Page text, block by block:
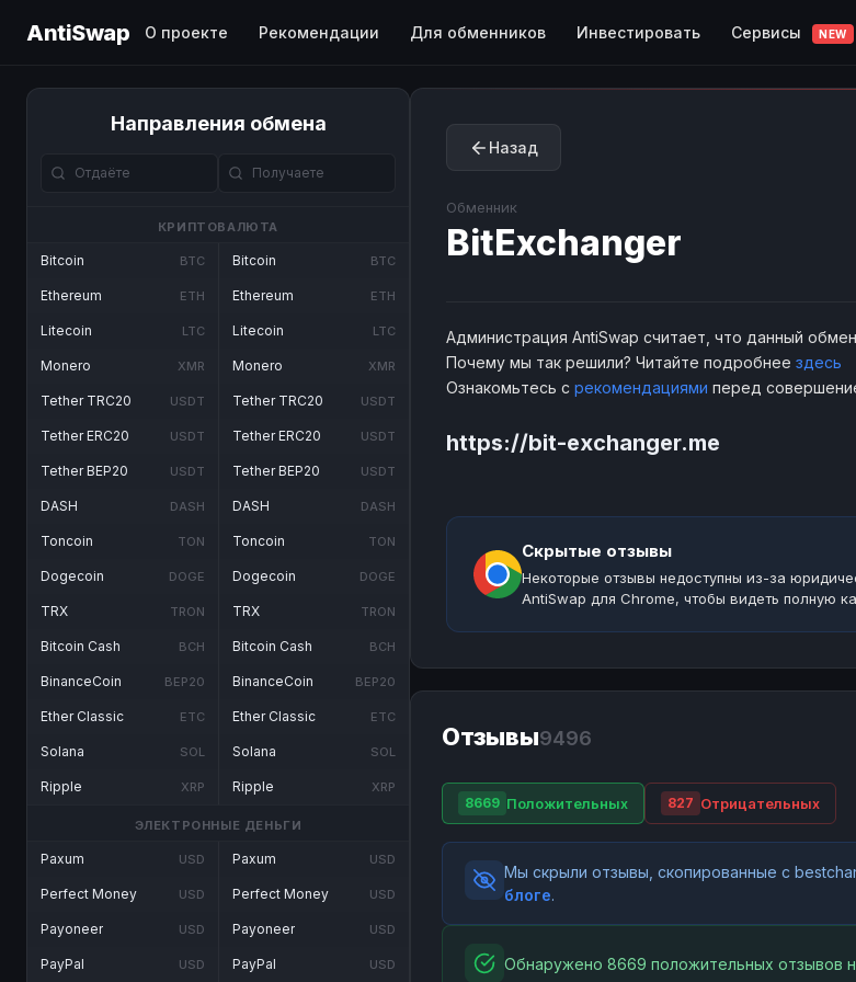
AntiSwap О проекте Рекомендации Для обменников Инвестировать Сервисы NEW
Направления обмена
КРИПТОВАЛЮТА
Bitcoin BTC
Ethereum ETH
Litecoin LTC
Monero XMR
Tether TRC20 USDT
Tether ERC20 USDT
Tether BEP20 USDT
DASH DASH
Toncoin TON
Dogecoin DOGE
TRX TRON
Bitcoin Cash BCH
BinanceCoin BEP20
Ether Classic ETC
Solana SOL
Ripple XRP
Bitcoin BTC
Ethereum ETH
Litecoin LTC
Monero XMR
Tether TRC20 USDT
Tether ERC20 USDT
Tether BEP20 USDT
DASH DASH
Toncoin TON
Dogecoin DOGE
TRX TRON
Bitcoin Cash BCH
BinanceCoin BEP20
Ether Classic ETC
Solana SOL
Ripple XRP
ЭЛЕКТРОННЫЕ ДЕНЬГИ
Paxum USD
Perfect Money USD
Payoneer USD
PayPal USD
Paxum USD
Perfect Money USD
Payoneer USD
PayPal USD
Назад
Обменник
BitExchanger
Администрация AntiSwap считает, что данный
Почему мы так решили? Читайте подробнее здесь
Ознакомьтесь с рекомендациями перед
https://bit-exchanger.me
Скрытые отзывы
Некоторые отзывы недоступны из-за
AntiSwap для Chrome, чтобы видеть полную
Отзывы9496
8669 Положительных 827 Отрицательных
Мы скрыли отзывы, скопированные с
блоге.
Обнаружено 8669 положительных отзывов